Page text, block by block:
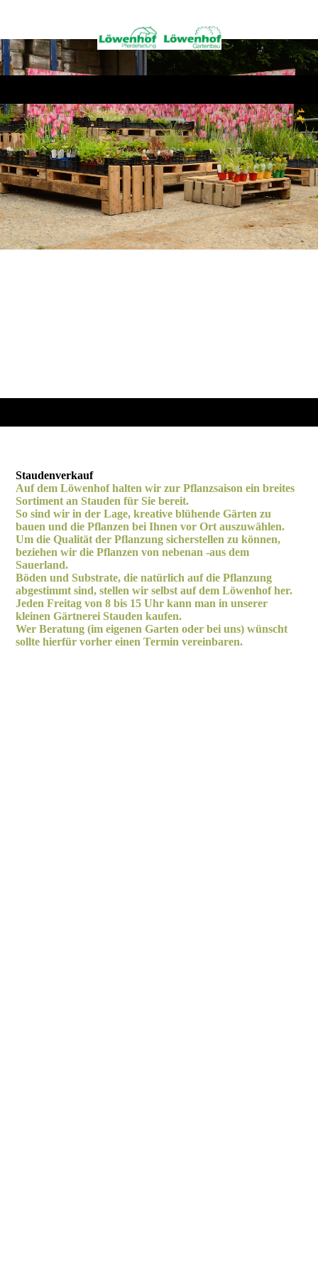
Staudenverkauf
Auf dem Löwenhof halten wir zur Pflanzsaison ein breites
Sortiment an Stauden für Sie bereit.
So sind wir in der Lage, kreative blühende Gärten zu
bauen und die Pflanzen bei Ihnen vor Ort auszuwählen.
Um die Qualität der Pflanzung sicherstellen zu können,
beziehen wir die Pflanzen von nebenan -aus dem
Sauerland.
Böden und Substrate, die natürlich auf die Pflanzung
abgestimmt sind, stellen wir selbst auf dem Löwenhof her.
Jeden Freitag von 8 bis 15 Uhr kann man in unserer
kleinen Gärtnerei Stauden kaufen.
Wer Beratung (im eigenen Garten oder bei uns) wünscht
sollte hierfür vorher einen Termin vereinbaren.